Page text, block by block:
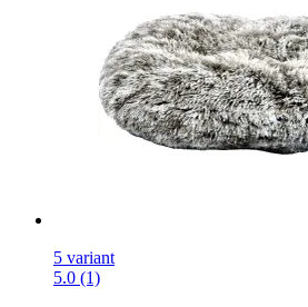
5 variant
5.0 (1)